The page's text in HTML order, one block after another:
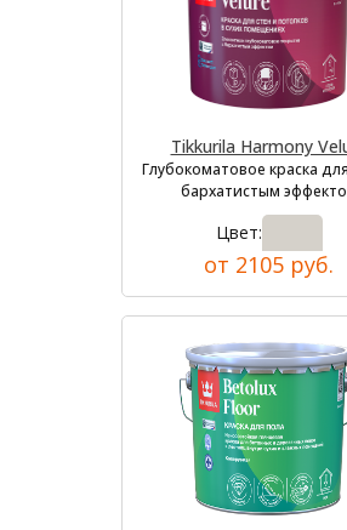
Tikkurila Harmony
Глубокоматовое краска
бархатистым
Цвет:
от 2105 руб.